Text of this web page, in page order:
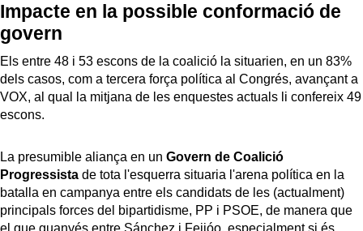
Impacte en la possible conformació de
govern
Els entre 48 i 53 escons de la coalició la situarien, en un 83%
dels casos, com a tercera força política al Congrés, avançant a
VOX, al qual la mitjana de les enquestes actuals li confereix 49
escons.
La presumible aliança en un Govern de Coalició
Progressista de tota l'esquerra situaria l'arena política en la
batalla en campanya entre els candidats de les (actualment)
principals forces del bipartidisme, PP i PSOE, de manera que